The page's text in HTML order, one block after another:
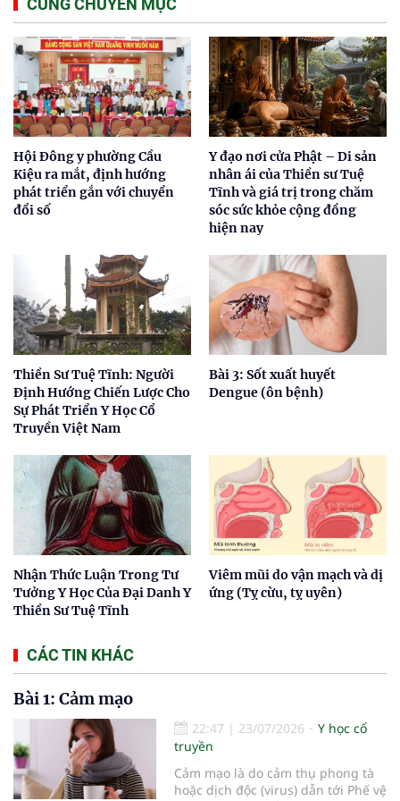
CÙNG CHUYÊN MỤC
Hội Đông y phường Cầu
Kiệu ra mắt, định hướng
phát triển gắn với chuyển
đổi số
Y đạo nơi cửa Phật – Di sản
nhân ái của Thiền sư Tuệ
Tĩnh và giá trị trong chăm
sóc sức khỏe cộng đồng
hiện nay
Thiền Sư Tuệ Tĩnh: Người
Định Hướng Chiến Lược Cho
Sự Phát Triển Y Học Cổ
Truyền Việt Nam
Bài 3: Sốt xuất huyết
Dengue (ôn bệnh)
Nhận Thức Luận Trong Tư
Tưởng Y Học Của Đại Danh Y
Thiền Sư Tuệ Tĩnh
Viêm mũi do vận mạch và dị
ứng (Tỵ cừu, tỵ uyên)
CÁC TIN KHÁC
Bài 1: Cảm mạo
22:47 | 23/07/2026
Y học cổ
truyền
Cảm mạo là do cảm thụ phong tà
hoặc dịch độc (virus) dẫn tới Phế vệ